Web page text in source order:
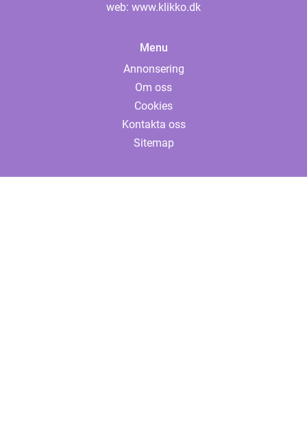
web: www.klikko.dk
Menu
Annonsering
Om oss
Cookies
Kontakta oss
Sitemap